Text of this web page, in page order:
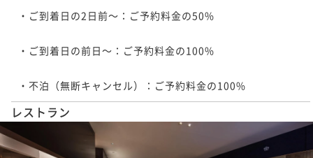
・ご到着日の2日前～：ご予約料金の50%
・ご到着日の前日～：ご予約料金の100%
レストラン